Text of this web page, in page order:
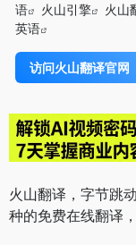
语
火山引擎 火山
英语
访问火山翻译官网
火山翻译，字节跳
种的免费在线翻译